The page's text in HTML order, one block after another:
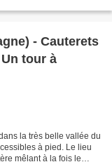
- Cauterets
tour à
la très belle vallée du
à pied. Le lieu
mêlant à la fois le